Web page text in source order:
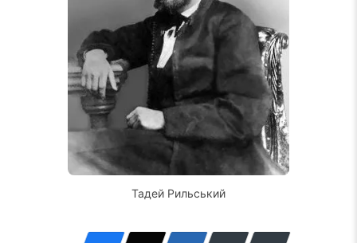
Тадей Рильський